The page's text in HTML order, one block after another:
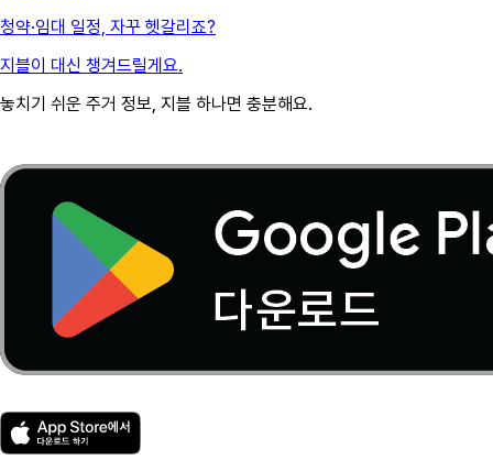
청약·임대 일정, 자꾸 헷갈리죠?
지블이 대신 챙겨드릴게요.
놓치기 쉬운 주거 정보, 지블 하나면 충분해요.